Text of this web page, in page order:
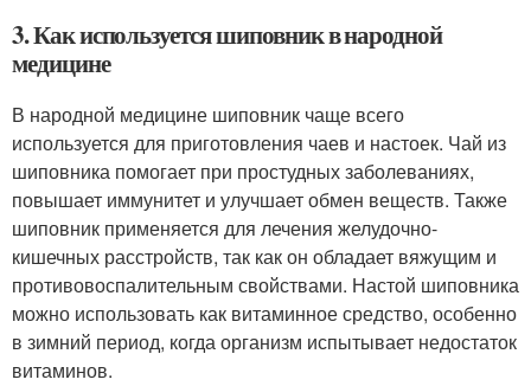
3. Как используется шиповник в народной
медицине
В народной медицине шиповник чаще всего
используется для приготовления чаев и настоек. Чай из
шиповника помогает при простудных заболеваниях,
повышает иммунитет и улучшает обмен веществ. Также
шиповник применяется для лечения желудочно-
кишечных расстройств, так как он обладает вяжущим и
противовоспалительным свойствами. Настой шиповника
можно использовать как витаминное средство, особенно
в зимний период, когда организм испытывает недостаток
витаминов.